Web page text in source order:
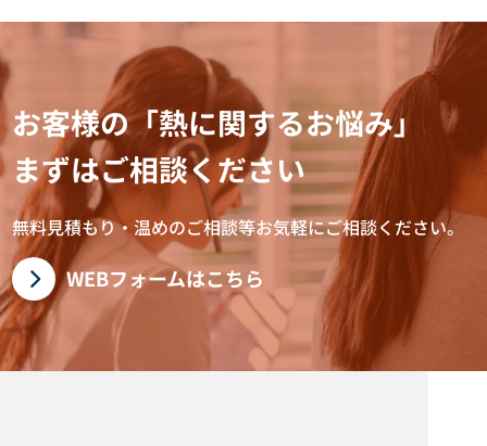
投込みヒーター LYC型 LYC-T型
カタログダウンロード
シリコンベルトヒーター V型
カタログダウンロード
お客様の「熱に関するお悩み」
まずはご相談ください
無料見積もり・温めのご相談等お気軽にご相談ください。
WEBフォームはこちら